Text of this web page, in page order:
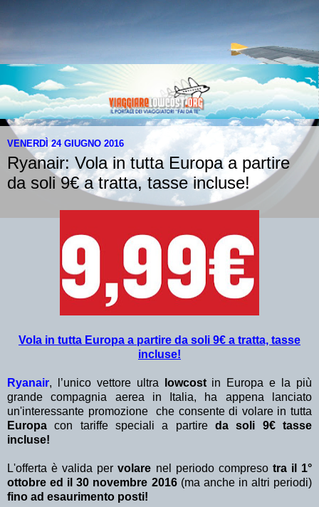
VENERDÌ 24 GIUGNO 2016
Ryanair: Vola in tutta Europa a partire
da soli 9€ a tratta, tasse incluse!
Vola in tutta Europa a partire da soli 9€ a tratta, tasse
incluse!
Ryanair, l’unico vettore ultra lowcost in Europa e la più
grande compagnia aerea in Italia, ha appena lanciato
un'interessante promozione che consente di volare in tutta
Europa con tariffe speciali a partire da soli 9€ tasse
incluse!
L'offerta è valida pervolare nel periodo compreso tra il 1°
ottobre ed il 30 novembre 2016(ma anche in altri periodi)
fino ad esaurimento posti!